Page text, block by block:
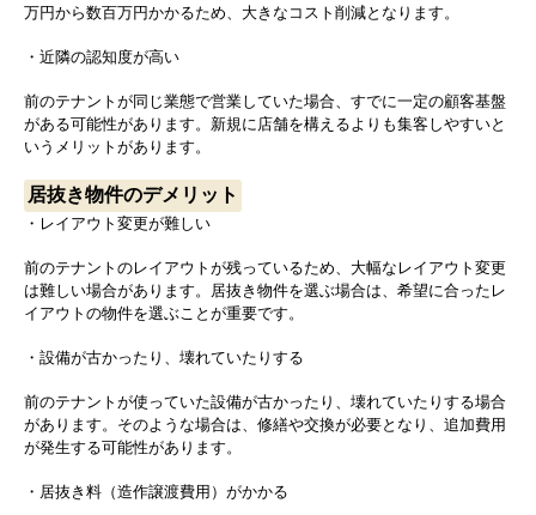
万円から数百万円かかるため、大きなコスト削減となります。
・近隣の認知度が高い
前のテナントが同じ業態で営業していた場合、すでに一定の顧客基盤
がある可能性があります。新規に店舗を構えるよりも集客しやすいと
いうメリットがあります。
居抜き物件のデメリット
・レイアウト変更が難しい
前のテナントのレイアウトが残っているため、大幅なレイアウト変更
は難しい場合があります。居抜き物件を選ぶ場合は、希望に合ったレ
イアウトの物件を選ぶことが重要です。
・設備が古かったり、壊れていたりする
前のテナントが使っていた設備が古かったり、壊れていたりする場合
があります。そのような場合は、修繕や交換が必要となり、追加費用
が発生する可能性があります。
・居抜き料（造作譲渡費用）がかかる